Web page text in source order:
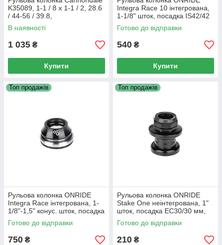
K35089, 1-1 / 8 х 1-1 / 2, 28.6
/ 44-56 / 39.8,
напівінтегрована
В наявності
1 035 ₴
Купити
Integra Race 10 інтегрована,
1-1/8" шток, посадка IS42/42
мм, пром
Готово до відправки
540 ₴
Купити
Топ продажів
Рульова колонка ONRIDE
Integra Race інтегрована, 1-
1/8"-1,5" конус. шток, посадка
IS42/52 мм, пром
Готово до відправки
750 ₴
Топ продажів
Рульова колонка ONRIDE
Stake One неінтегрована, 1"
шток, посадка EC30/30 мм,
кульки
Готово до відправки
210 ₴